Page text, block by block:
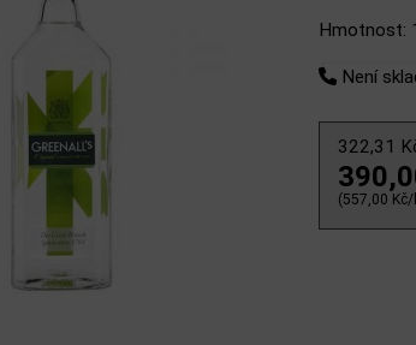
Hmotnost:
Není
322,31
(557,00 Kč/